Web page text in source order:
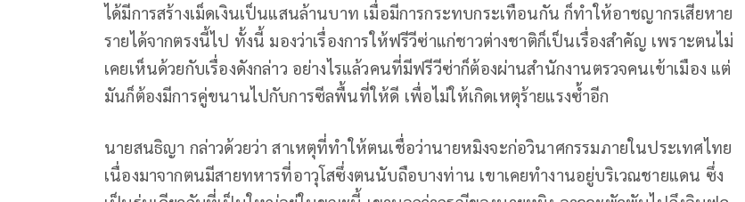
ได้มีการสร้างเม็ดเงินเป็นแสนล้านบาท เมื่อมีการกระทบกระเทือนกัน ก็ทำให้อาชญากรเสียหาย
รายได้จากตรงนี้ไป ทั้งนี้ มองว่าเรื่องการให้ฟรีวีซ่าแก่ชาวต่างชาติก็เป็นเรื่องสำคัญ เพราะตนไม่
เคยเห็นด้วยกับเรื่องดังกล่าว อย่างไรแล้วคนที่มีฟรีวีซ่าก็ต้องผ่านสำนักงานตรวจคนเข้าเมือง แต่
มันก็ต้องมีการคู่ขนานไปกับการซีลพื้นที่ให้ดี เพื่อไม่ให้เกิดเหตุร้ายแรงซ้ำอีก
นายสนธิญา กล่าวด้วยว่า สาเหตุที่ทำให้ตนเชื่อว่านายหมิงจะก่อวินาศกรรมภายในประเทศไทย
เนื่องมาจากตนมีสายทหารที่อาวุโสซึ่งตนนับถือบางท่าน เขาเคยทำงานอยู่บริเวณชายแดน ซึ่ง